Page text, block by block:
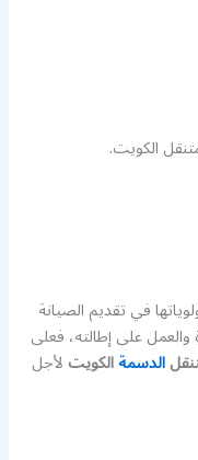
الكويت.
في تقديم الصيانة
والعمل على إطالته، فعلى
الدسمةالكويتلأجل